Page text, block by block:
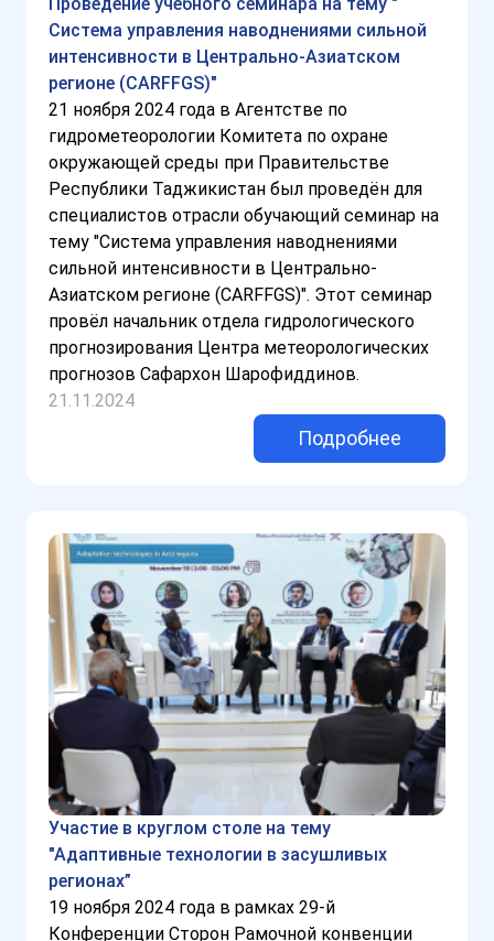
Система управления наводнениями сильной
интенсивности в Центрально-Азиатском
регионе (CARFFGS)"
21 ноября 2024 года в Агентстве по
гидрометеорологии Комитета по охране
окружающей среды при Правительстве
Республики Таджикистан был проведён для
специалистов отрасли обучающий семинар на
тему "Система управления наводнениями
сильной интенсивности в Центрально-
Азиатском регионе (CARFFGS)". Этот семинар
провёл начальник отдела гидрологического
прогнозирования Центра метеорологических
прогнозов Сафархон Шарофиддинов.
21.11.2024
Подробнее
Участие в круглом столе на тему
"Адаптивные технологии в засушливых
регионах”
19 ноября 2024 года в рамках 29-й
Конференции Сторон Рамочной конвенции